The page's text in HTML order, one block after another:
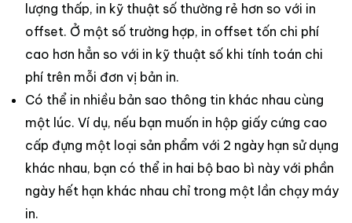
lượng thấp, in kỹ thuật số thường rẻ hơn so với in
offset. Ở một số trường hợp, in offset tốn chi phí
cao hơn hẳn so với in kỹ thuật số khi tính toán chi
phí trên mỗi đơn vị bản in.
Có thể in nhiều bản sao thông tin khác nhau cùng
một lúc. Ví dụ, nếu bạn muốn in hộp giấy cứng cao
cấp đựng một loại sản phẩm với 2 ngày hạn sử dụng
khác nhau, bạn có thể in hai bộ bao bì này với phần
ngày hết hạn khác nhau chỉ trong một lần chạy máy
in.